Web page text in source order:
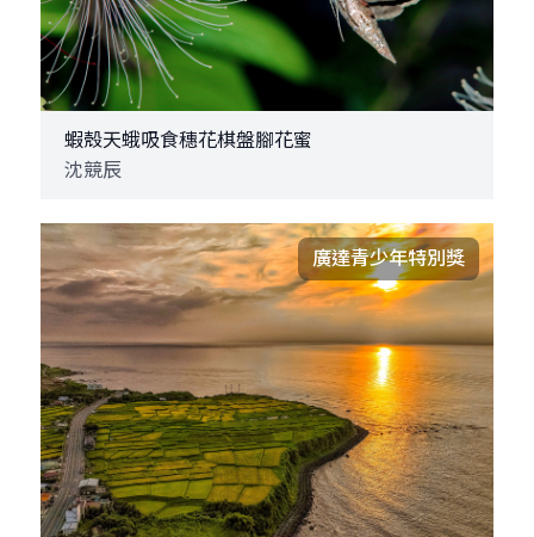
蝦殼天蛾吸食穗花棋盤腳花蜜
沈競辰
廣達青少年特別獎